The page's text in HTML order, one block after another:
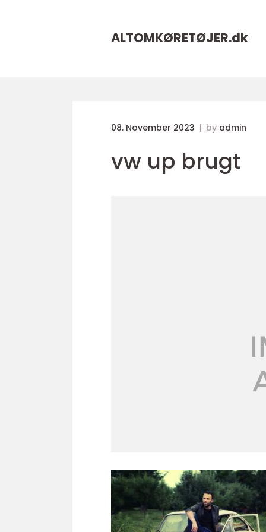
ALTOMKØRETØJER.dk
08. November 2023 by admin
vw up brugt